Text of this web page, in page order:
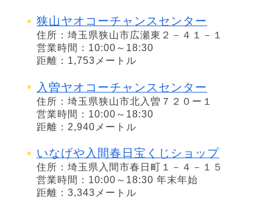
狭山ヤオコーチャンスセンター
住所：埼玉県狭山市広瀬東２－４１－１
営業時間：10:00～18:30
距離：1,753メートル
入曽ヤオコーチャンスセンター
住所：埼玉県狭山市北入曽７２０ー１
営業時間：10:00～18:30
距離：2,940メートル
いなげや入間春日宝くじショップ
住所：埼玉県入間市春日町１－４－１５
営業時間：10:00～18:30 年末年始
距離：3,343メートル